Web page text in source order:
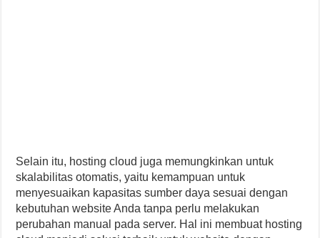
Selain itu, hosting cloud juga memungkinkan untuk
skalabilitas otomatis, yaitu kemampuan untuk
menyesuaikan kapasitas sumber daya sesuai dengan
kebutuhan website Anda tanpa perlu melakukan
perubahan manual pada server. Hal ini membuat hosting